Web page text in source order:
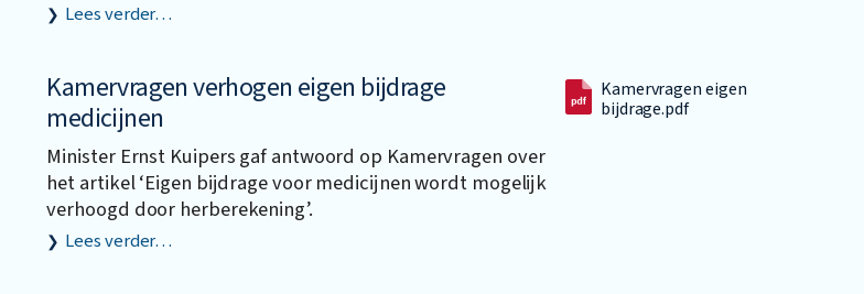
Lees verder…
Kamervragen verhogen eigen bijdrage
medicijnen
Minister Ernst Kuipers gaf antwoord op Kamervragen over
het artikel ‘Eigen bijdrage voor medicijnen wordt mogelijk
verhoogd door herberekening’.
Lees verder…
Kamervragen eigen
bijdrage.pdf